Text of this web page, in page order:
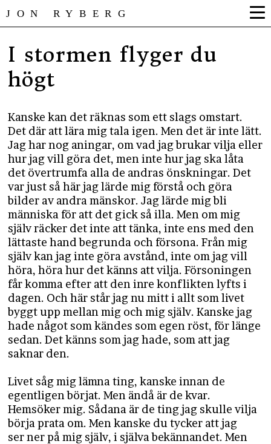
JON RYBERG
I stormen flyger du
högt
Kanske kan det räknas som ett slags omstart.
Det där att lära mig tala igen. Men det är inte lätt.
Jag har nog aningar, om vad jag brukar vilja eller
hur jag vill göra det, men inte hur jag ska låta
det övertrumfa alla de andras önskningar. Det
var just så här jag lärde mig förstå och göra
bilder av andra mänskor. Jag lärde mig bli
människa för att det gick så illa. Men om mig
själv räcker det inte att tänka, inte ens med den
lättaste hand begrunda och försona. Från mig
själv kan jag inte göra avstånd, inte om jag vill
höra, höra hur det känns att vilja. Försoningen
får komma efter att den inre konflikten lyfts i
dagen. Och här står jag nu mitt i allt som livet
byggt upp mellan mig och mig själv. Kanske jag
hade något som kändes som egen röst, för länge
sedan. Det känns som jag hade, som att jag
saknar den.
Livet såg mig lämna ting, kanske innan de
egentligen börjat. Men ändå är de kvar.
Hemsöker mig. Sådana är de ting jag skulle vilja
börja prata om. Men kanske du tycker att jag
ser ner på mig själv, i själva bekännandet. Men